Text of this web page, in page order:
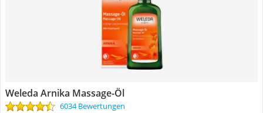
Weleda Arnika Massage-Öl
6034 Bewertungen